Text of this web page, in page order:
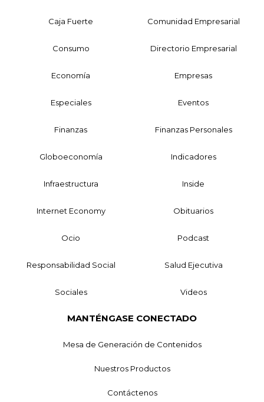
Caja Fuerte Comunidad Empresarial
Consumo Directorio Empresarial
Economía Empresas
Especiales Eventos
Finanzas Finanzas Personales
Globoeconomía Indicadores
Infraestructura Inside
Internet Economy Obituarios
Ocio Podcast
Responsabilidad Social Salud Ejecutiva
Sociales Videos
MANTÉNGASE CONECTADO
Mesa de Generación de Contenidos
Nuestros Productos
Contáctenos